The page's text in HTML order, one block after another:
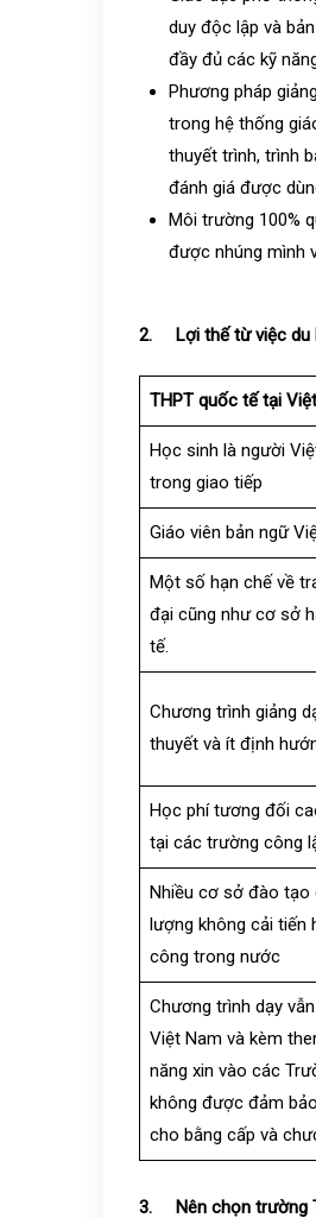
duy độc lập và
đầy đủ các kỹ
Phương pháp
trong hệ thống
thuyết trình, trình
đánh giá được
Môi trường 100%
được nhúng mình
2. Lợi thế từ việc du
THPT quốc tế tại
Học sinh là người
trong giao tiếp
Giáo viên bản ngữ
Một số hạn chế về
đại cũng như cơ sở
tế.
Chương trình giảng
thuyết và ít định
Học phí tương đối
tại các trường công
Nhiều cơ sở đào
lượng không cải tiến
công trong nước
Chương trình dạy
Việt Nam và kèm
năng xin vào các
không được đảm
cho bằng cấp và
3. Nên chọn trường